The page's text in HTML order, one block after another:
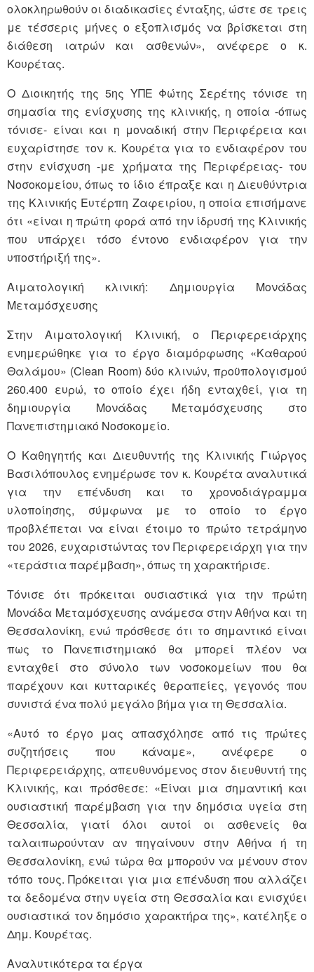
ολοκληρωθούν οι διαδικασίες ένταξης, ώστε σε τρεις
με τέσσερις μήνες ο εξοπλισμός να βρίσκεται στη
διάθεση ιατρών και ασθενών», ανέφερε ο κ.
Κουρέτας.
Ο Διοικητής της 5ης ΥΠΕ Φώτης Σερέτης τόνισε τη
σημασία της ενίσχυσης της κλινικής, η οποία -όπως
τόνισε- είναι και η μοναδική στην Περιφέρεια και
ευχαρίστησε τον κ. Κουρέτα για το ενδιαφέρον του
στην ενίσχυση -με χρήματα της Περιφέρειας- του
Νοσοκομείου, όπως το ίδιο έπραξε και η Διευθύντρια
της Κλινικής Ευτέρπη Ζαφειρίου, η οποία επισήμανε
ότι «είναι η πρώτη φορά από την ίδρυσή της Κλινικής
που υπάρχει τόσο έντονο ενδιαφέρον για την
υποστήριξή της».
Αιματολογική κλινική: Δημιουργία Μονάδας
Μεταμόσχευσης
Στην Αιματολογική Κλινική, ο Περιφερειάρχης
ενημερώθηκε για το έργο διαμόρφωσης «Καθαρού
Θαλάμου» (Clean Room) δύο κλινών, προϋπολογισμού
260.400 ευρώ, το οποίο έχει ήδη ενταχθεί, για τη
δημιουργία Μονάδας Μεταμόσχευσης στο
Πανεπιστημιακό Νοσοκομείο.
Ο Καθηγητής και Διευθυντής της Κλινικής Γιώργος
Βασιλόπουλος ενημέρωσε τον κ. Κουρέτα αναλυτικά
για την επένδυση και το χρονοδιάγραμμα
υλοποίησης, σύμφωνα με το οποίο το έργο
προβλέπεται να είναι έτοιμο το πρώτο τετράμηνο
του 2026, ευχαριστώντας τον Περιφερειάρχη για την
«τεράστια παρέμβαση», όπως τη χαρακτήρισε.
Τόνισε ότι πρόκειται ουσιαστικά για την πρώτη
Μονάδα Μεταμόσχευσης ανάμεσα στην Αθήνα και τη
Θεσσαλονίκη, ενώ πρόσθεσε ότι το σημαντικό είναι
πως το Πανεπιστημιακό θα μπορεί πλέον να
ενταχθεί στο σύνολο των νοσοκομείων που θα
παρέχουν και κυτταρικές θεραπείες, γεγονός που
συνιστά ένα πολύ μεγάλο βήμα για τη Θεσσαλία.
«Αυτό το έργο μας απασχόλησε από τις πρώτες
συζητήσεις που κάναμε», ανέφερε ο
Περιφερειάρχης, απευθυνόμενος στον διευθυντή της
Κλινικής, και πρόσθεσε: «Είναι μια σημαντική και
ουσιαστική παρέμβαση για την δημόσια υγεία στη
Θεσσαλία, γιατί όλοι αυτοί οι ασθενείς θα
ταλαιπωρούνταν αν πηγαίνουν στην Αθήνα ή τη
Θεσσαλονίκη, ενώ τώρα θα μπορούν να μένουν στον
τόπο τους. Πρόκειται για μια επένδυση που αλλάζει
τα δεδομένα στην υγεία στη Θεσσαλία και ενισχύει
ουσιαστικά τον δημόσιο χαρακτήρα της», κατέληξε ο
Δημ. Κουρέτας.
Αναλυτικότερα τα έργα